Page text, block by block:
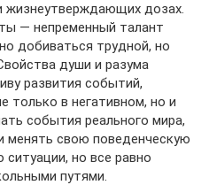
жизнеутверждающих дозах.
— непременный талант
добиваться трудной, но
души и разума
развития событий,
только в негативном, но и
события реального мира,
менять свою поведенческую
но все равно
путями.